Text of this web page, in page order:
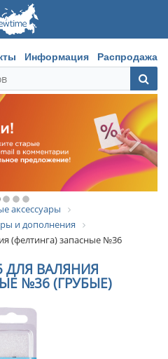
Информация Распродажа
аксессуары
и дополнения
(фелтинга) запасные №36
ДЛЯ ВАЛЯНИЯ
№36 (ГРУБЫЕ)